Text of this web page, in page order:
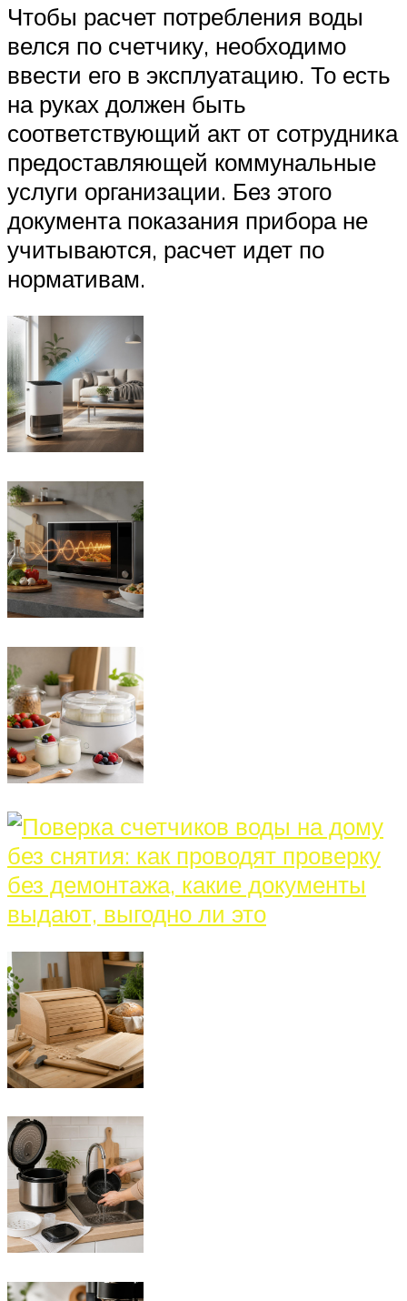
Чтобы расчет потребления воды
велся по счетчику, необходимо
ввести его в эксплуатацию. То есть
на руках должен быть
соответствующий акт от сотрудника
предоставляющей коммунальные
услуги организации. Без этого
документа показания прибора не
учитываются, расчет идет по
нормативам.